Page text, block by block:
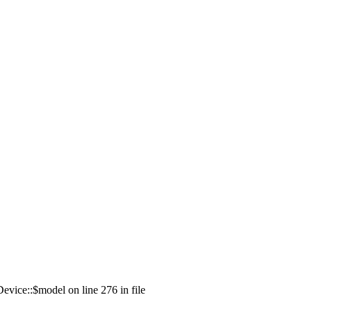
on line 276 in file